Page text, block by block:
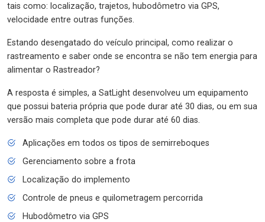
tais como: localização, trajetos, hubodômetro via GPS,
velocidade entre outras funções.
Estando desengatado do veículo principal, como realizar o
rastreamento e saber onde se encontra se não tem energia para
alimentar o Rastreador?
A resposta é simples, a SatLight desenvolveu um equipamento
que possui bateria própria que pode durar até 30 dias, ou em sua
versão mais completa que pode durar até 60 dias.
Aplicações em todos os tipos de semirreboques
Gerenciamento sobre a frota
Localização do implemento
Controle de pneus e quilometragem percorrida
Hubodômetro via GPS